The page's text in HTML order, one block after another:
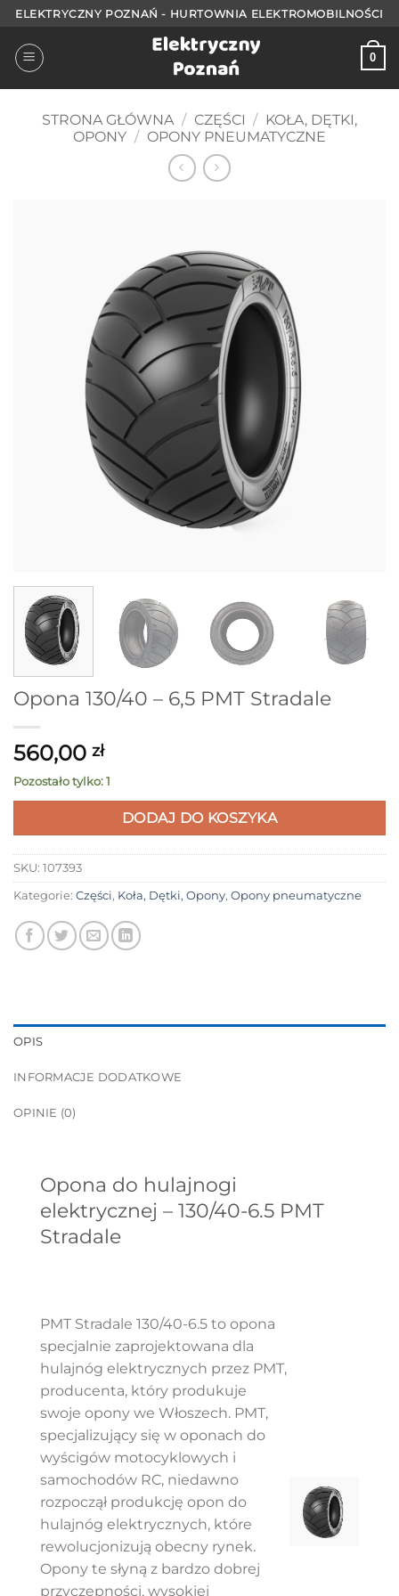
Przejdź
treści
ELEKTRYCZNY POZNAŃ - HURTOWNIA ELEKTROMOBILNOŚCI
0
STRONA GŁÓWNA / CZĘŚCI / KOŁA, DĘTKI,
OPONY / OPONY PNEUMATYCZNE
Opona 130/40 – 6,5 PMT Stradale
560,00 zł
Pozostało tylko: 1
DODAJ DO KOSZYKA
SKU: 107393
Kategorie: Części, Koła, Dętki, Opony, Opony pneumatyczne
OPIS
INFORMACJE DODATKOWE
OPINIE (0)
Opona do hulajnogi
elektrycznej – 130/40-6.5 PMT
Stradale
PMT Stradale 130/40-6.5 to opona
specjalnie zaprojektowana dla
hulajnóg elektrycznych przez PMT,
producenta, który produkuje
swoje opony we Włoszech. PMT,
specjalizujący się w oponach do
wyścigów motocyklowych i
samochodów RC, niedawno
rozpoczął produkcję opon do
hulajnóg elektrycznych, które
rewolucjonizują obecny rynek.
Opony te słyną z bardzo dobrej
przyczepności, wysokiej